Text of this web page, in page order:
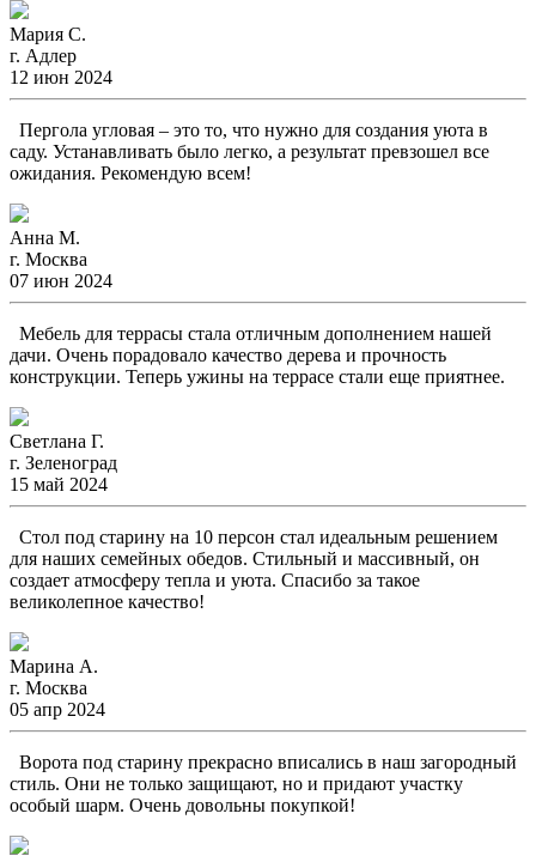
Мария С.
г. Адлер
12 июн 2024
Пергола угловая – это то, что нужно для создания уюта в
саду. Устанавливать было легко, а результат превзошел все
ожидания. Рекомендую всем!
Анна М.
г. Москва
07 июн 2024
Мебель для террасы стала отличным дополнением нашей
дачи. Очень порадовало качество дерева и прочность
конструкции. Теперь ужины на террасе стали еще приятнее.
Светлана Г.
г. Зеленоград
15 май 2024
Стол под старину на 10 персон стал идеальным решением
для наших семейных обедов. Стильный и массивный, он
создает атмосферу тепла и уюта. Спасибо за такое
великолепное качество!
Марина А.
г. Москва
05 апр 2024
Ворота под старину прекрасно вписались в наш загородный
стиль. Они не только защищают, но и придают участку
особый шарм. Очень довольны покупкой!